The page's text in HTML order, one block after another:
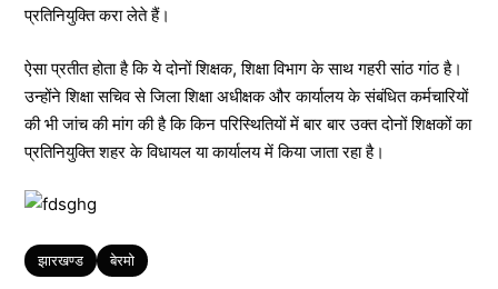
प्रतिनियुक्ति करा लेते हैं।
ऐसा प्रतीत होता है कि ये दोनों शिक्षक, शिक्षा विभाग के साथ गहरी सांठ गांठ है।
उन्होंने शिक्षा सचिव से जिला शिक्षा अधीक्षक और कार्यालय के संबंधित कर्मचारियों
की भी जांच की मांग की है कि किन परिस्थितियों में बार बार उक्त दोनों शिक्षकों का
प्रतिनियुक्ति शहर के विधायल या कार्यालय में किया जाता रहा है।
Tags
झारखण्ड बेरमो